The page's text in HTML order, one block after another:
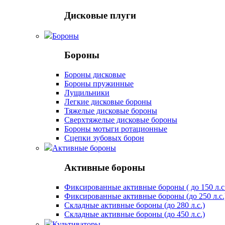
Дисковые плуги
Бороны
Бороны
Бороны дисковые
Бороны пружинные
Лущильники
Легкие дисковые бороны
Тяжелые дисковые бороны
Сверхтяжелые дисковые бороны
Бороны мотыги ротационные
Сцепки зубовых борон
Активные бороны
Активные бороны
Фиксированные активные бороны ( до 150
Фиксированные активные бороны (до 250
Складные активные бороны (до 280 л.с.)
Складные активные бороны (до 450 л.с.)